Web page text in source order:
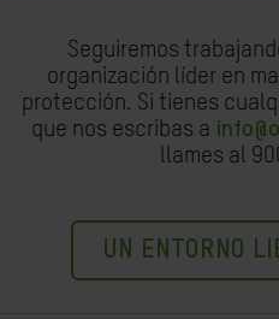
Seguiremos
organización líder en
protección. Si tienes
que nos escribas a
llames al
UN ENTORNO